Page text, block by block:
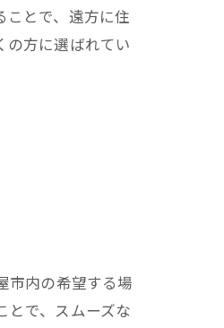
ことで、遠方に住
の方に選ばれてい
市内の希望する場
とで、スムーズな